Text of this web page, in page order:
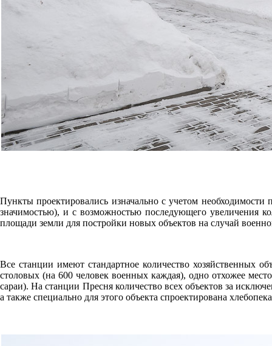
Пункты проектировались изначально с учетом
значимостью), и с возможностью последующего увеличения
площади земли для постройки новых объектов на случай
Все станции имеют стандартное количество хозяйственных
столовых (на 600 человек военных каждая), одно отхожее
сараи). На станции Пресня количество всех объектов за
а также специально для этого объекта спроектирована